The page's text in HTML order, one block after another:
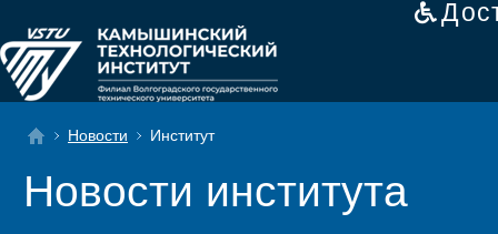
Новости Институт
Новости института